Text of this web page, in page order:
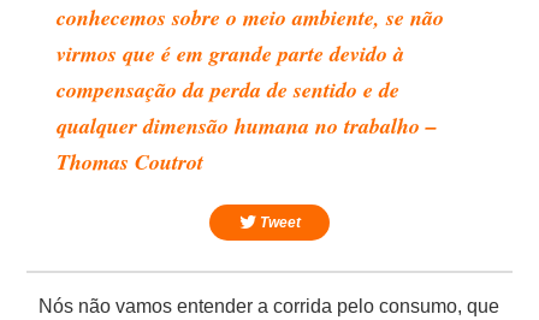
conhecemos sobre o meio ambiente, se não
virmos que é em grande parte devido à
compensação da perda de sentido e de
qualquer dimensão humana no trabalho –
Thomas Coutrot
Tweet
Nós não vamos entender a corrida pelo consumo, que